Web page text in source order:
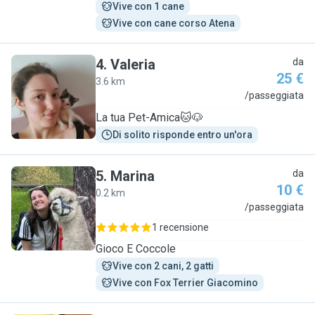
Vive con 1 cane
Vive con cane corso Atena
V
4. Valeria
3.6 km
da
25 €
/passeggiata
La tua Pet-Amica🐱🐶
Di solito risponde entro un'ora
M
5. Marina
0.2 km
da
10 €
/passeggiata
1 recensione
Gioco E Coccole
Vive con 2 cani, 2 gatti
Vive con Fox Terrier Giacomino